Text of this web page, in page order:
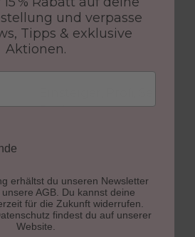
1 Phasen Gel – 3 in 1
Haftung, Aufbau,
Profi
Läuft nicht in die
Nagelränder,
Selbstglättend ,
und verpasse
Tipps & exklusive
Aktionen.
erhältst du unseren Newsletter
AGB. Du kannst deine
für die Zukunft widerrufen.
findest du auf unserer
Website.